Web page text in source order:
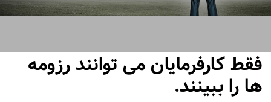
فقط کارفرمایان می توانند رزومه
ها را ببینند.